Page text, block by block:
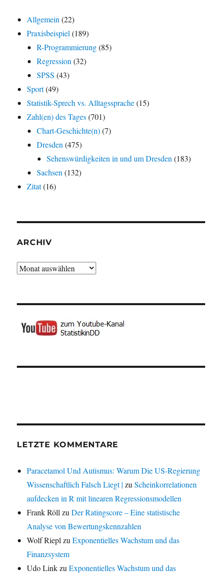
Allgemein(22)
Praxisbeispiel(189)
R-Programmierung(85)
Regression(32)
SPSS (43)
Sport(49)
Statistik-Sprech vs. Alltagssprache(15)
Zahl(en) des Tages(701)
Chart-Geschichte(n)(7)
Dresden(475)
Sehenswürdigkeiten in und um Dresden(183)
Sachsen(132)
Zitat(16)
ARCHIV
Archiv
LETZTE KOMMENTARE
Paracetamol Und Autismus: Warum Die US-Regierung
Wissenschaftlich Falsch Liegt |zuScheinkorrelationen
aufdecken in R mit linearen Regressionsmodellen
Frank RöllzuDer Ratingscore – Eine statistische
Analyse von Bewertungskennzahlen
Wolf RieplzuExponentielles Wachstum und das
Finanzsystem
Udo LinkzuExponentielles Wachstum und das